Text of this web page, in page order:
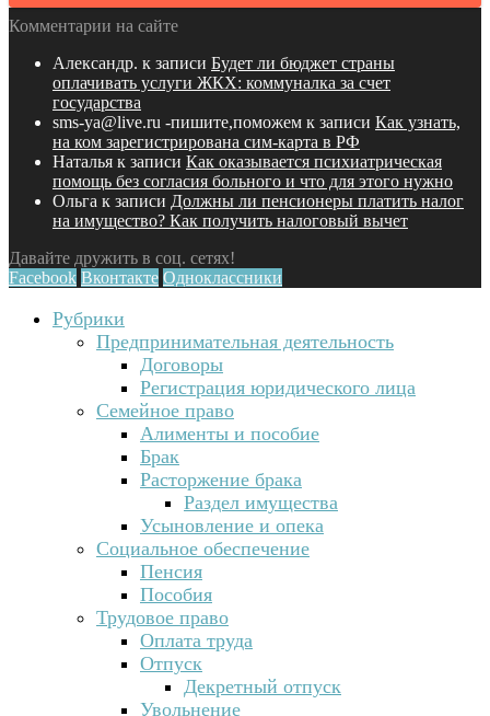
Комментарии на сайте
Александр. к записи Будет ли бюджет страны
оплачивать услуги ЖКХ: коммуналка за счет
государства
sms-ya@live.ru -пишите,поможем к записи Как узнать,
на ком зарегистрирована сим-карта в РФ
Наталья к записи Как оказывается психиатрическая
помощь без согласия больного и что для этого нужно
Ольга к записи Должны ли пенсионеры платить налог
на имущество? Как получить налоговый вычет
Давайте дружить в соц. сетях!
Facebook Вконтакте Одноклассники
Рубрики
Предпринимательная деятельность
Договоры
Регистрация юридического лица
Семейное право
Алименты и пособие
Брак
Расторжение брака
Раздел имущества
Усыновление и опека
Социальное обеспечение
Пенсия
Пособия
Трудовое право
Оплата труда
Отпуск
Декретный отпуск
Увольнение